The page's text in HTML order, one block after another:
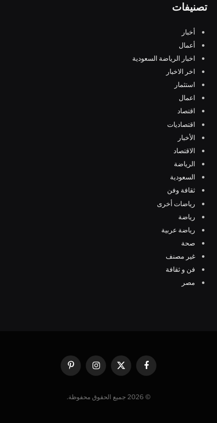
تصنيفات
أخبار
أعمال
اخبار الرياضة السعودية
اخر الاخبار
استثمار
اعمال
اقتصاد
اقتصاديات
الأخبار
الاقتصاد
الرياضة
السعودية
ثقافة وفن
رياضات أخرى
رياضة
رياضة عربية
صحة
غير مصنف
فن و ثقافة
مصر
فيسبوك
X
الانستغرامبينتيريست
© 2026 جميع الحقوق محفوظة.